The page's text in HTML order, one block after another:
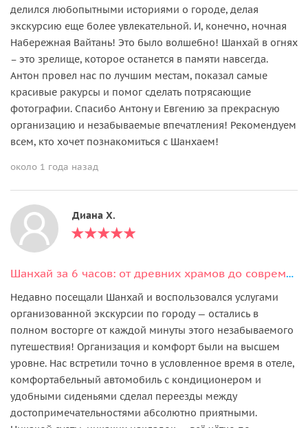
делился любопытными историями о городе, делая
экскурсию еще более увлекательной. И, конечно, ночная
Набережная Вайтань! Это было волшебно! Шанхай в огнях
– это зрелище, которое останется в памяти навсегда.
Антон провел нас по лучшим местам, показал самые
красивые ракурсы и помог сделать потрясающие
фотографии. Спасибо Антону и Евгению за прекрасную
организацию и незабываемые впечатления! Рекомендуем
всем, кто хочет познакомиться с Шанхаем!
около 1 года назад
Диана Х.
Шанхай за 6 часов: от древних храмов до современных небоскрёбов
Недавно посещали Шанхай и воспользовался услугами
организованной экскурсии по городу — остались в
полном восторге от каждой минуты этого незабываемого
путешествия! Организация и комфорт были на высшем
уровне. Нас встретили точно в условленное время в отеле,
комфортабельный автомобиль с кондиционером и
удобными сиденьями сделал переезды между
достопримечательностями абсолютно приятными.